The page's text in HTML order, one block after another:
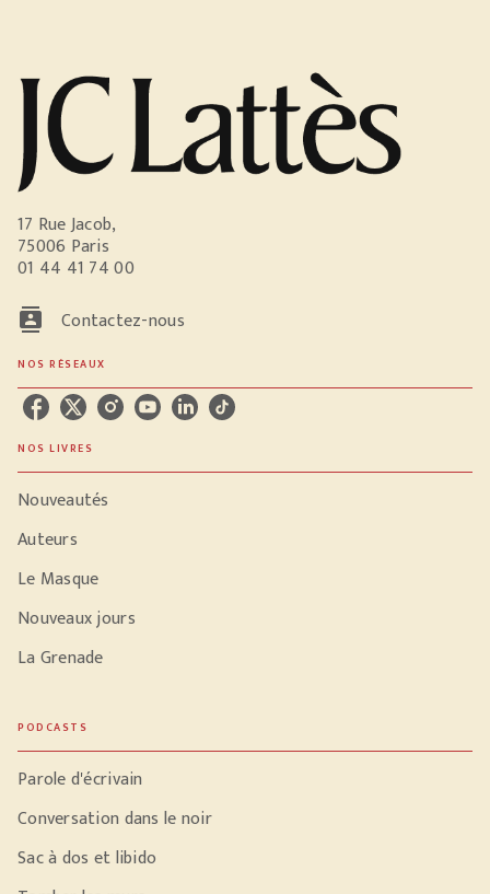
17 Rue Jacob,
75006 Paris
01 44 41 74 00
contacts Contactez-nous
NOS RÉSEAUX
NOS LIVRES
Nouveautés
Auteurs
Le Masque
Nouveaux jours
La Grenade
PODCASTS
Parole d'écrivain
Conversation dans le noir
Sac à dos et libido